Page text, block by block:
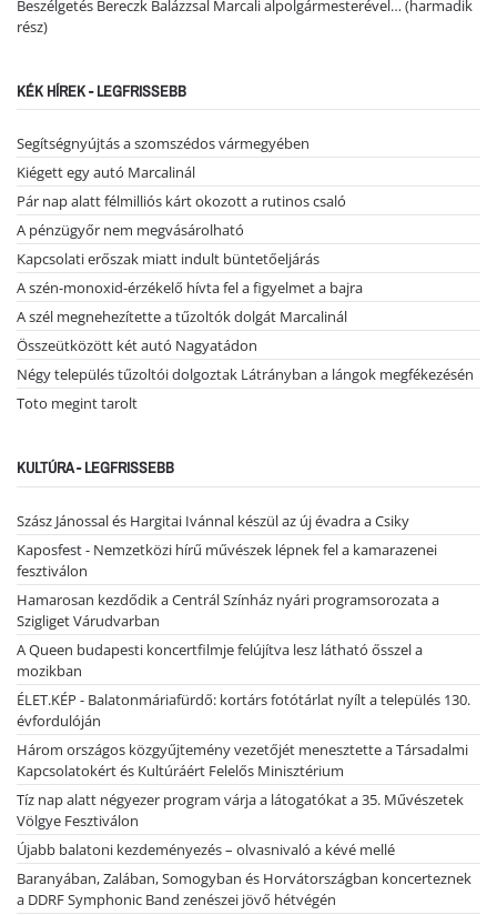
Beszélgetés Bereczk Balázzsal Marcali alpolgármesterével… (harmadik
rész)
KÉK HÍREK - LEGFRISSEBB
Segítségnyújtás a szomszédos vármegyében
Kiégett egy autó Marcalinál
Pár nap alatt félmilliós kárt okozott a rutinos csaló
A pénzügyőr nem megvásárolható
Kapcsolati erőszak miatt indult büntetőeljárás
A szén-monoxid-érzékelő hívta fel a figyelmet a bajra
A szél megnehezítette a tűzoltók dolgát Marcalinál
Összeütközött két autó Nagyatádon
Négy település tűzoltói dolgoztak Látrányban a lángok megfékezésén
Toto megint tarolt
KULTÚRA - LEGFRISSEBB
Szász Jánossal és Hargitai Ivánnal készül az új évadra a Csiky
Kaposfest - Nemzetközi hírű művészek lépnek fel a kamarazenei
fesztiválon
Hamarosan kezdődik a Centrál Színház nyári programsorozata a
Szigliget Várudvarban
A Queen budapesti koncertfilmje felújítva lesz látható ősszel a
mozikban
ÉLET.KÉP - Balatonmáriafürdő: kortárs fotótárlat nyílt a település 130.
évfordulóján
Három országos közgyűjtemény vezetőjét menesztette a Társadalmi
Kapcsolatokért és Kultúráért Felelős Minisztérium
Tíz nap alatt négyezer program várja a látogatókat a 35. Művészetek
Völgye Fesztiválon
Újabb balatoni kezdeményezés – olvasnivaló a kévé mellé
Baranyában, Zalában, Somogyban és Horvátországban koncerteznek
a DDRF Symphonic Band zenészei jövő hétvégén